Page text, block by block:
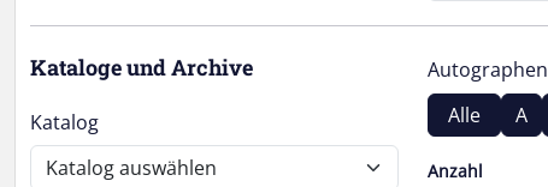
Kataloge und Archive
Katalog
Autographen
Alle
A
Anzahl